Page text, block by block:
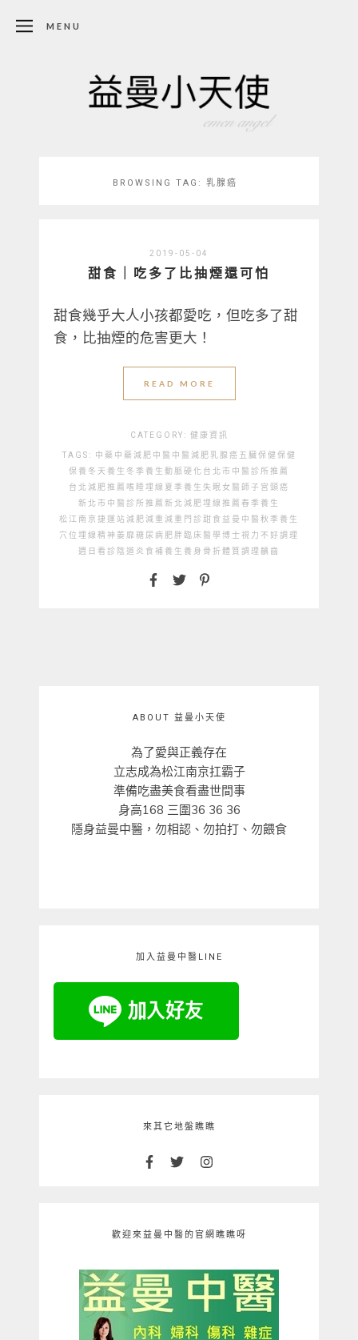
MENU
BROWSING TAG: 乳腺癌
2019-05-04
甜食｜吃多了比抽煙還可怕
甜食幾乎大人小孩都愛吃，但吃多了甜
食，比抽煙的危害更大！
READ MORE
CATEGORY: 健康資訊
TAGS: 中藥 中藥減肥 中醫 中醫減肥 乳腺癌 五臟保健保健
保養 冬天養生 冬季養生 動脈硬化 台北市中醫診所推薦
台北減肥推薦 嗜睡 埋線 夏季養生 失眠女醫師 子宮頸癌
新北市中醫診所推薦 新北減肥埋線推薦 春季養生
松江南京捷運站 減肥 減重 減重門診甜食 益曼中醫 秋季養生
穴位埋線 精神萎靡 糖尿病 肥胖 臨床醫學博士視力不好調理
週日看診 陰道炎 食補 養生 養身 骨折體質調理 齲齒
ABOUT 益曼小天使
為了愛與正義存在
立志成為松江南京扛霸子
準備吃盡美食看盡世間事
身高168 三圍36 36 36
隱身益曼中醫，勿相認、勿拍打、勿餵食
加入益曼中醫LINE
來其它地盤瞧瞧
歡迎來益曼中醫的官網瞧瞧呀